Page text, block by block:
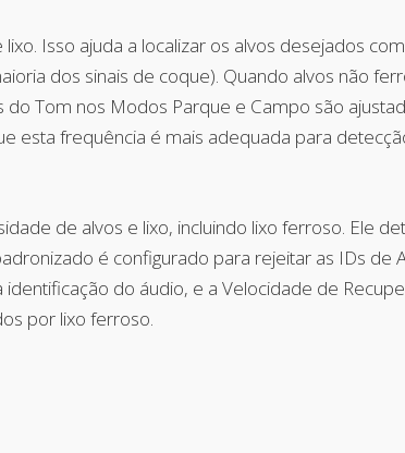
Isso ajuda a localizar os alvos desejados
dos sinais de coque). Quando alvos não
do Tom nos Modos Parque e Campo são
esta frequência é mais adequada para
de alvos e lixo, incluindo lixo ferroso. Ele
é configurado para rejeitar as IDs de
do áudio, e a Velocidade de
por lixo ferroso.